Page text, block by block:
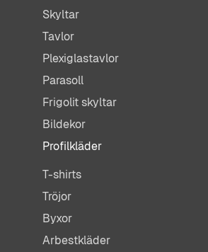
Skyltar
Tavlor
Plexiglastavlor
Parasoll
Frigolit skyltar
Bildekor
Profilkläder
T-shirts
Tröjor
Byxor
Arbestkläder